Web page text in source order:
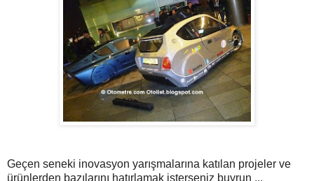
Geçen seneki inovasyon yarışmalarına katılan projeler ve
ürünlerden bazılarını hatırlamak isterseniz buyrun ...